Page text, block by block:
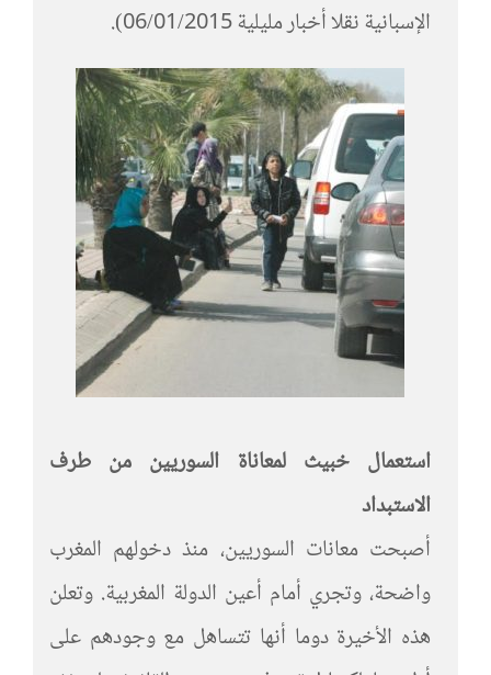
الإسبانية نقلا أخبار مليلية 06/01/2015).
استعمال خبيث لمعاناة السوريين من طرف
الاستبداد
أصبحت معانات السوريين، منذ دخولهم المغرب
واضحة، وتجري أمام أعين الدولة المغربية. وتعلن
هذه الأخيرة دوما أنها تتساهل مع وجودهم على